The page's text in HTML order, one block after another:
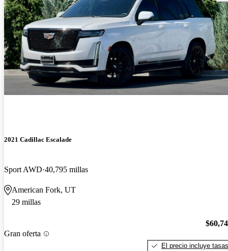
2021 Cadillac Escalade
Sport AWD 40,795 millas
American Fork, UT
29 millas
Gran oferta
El precio incluye tasas